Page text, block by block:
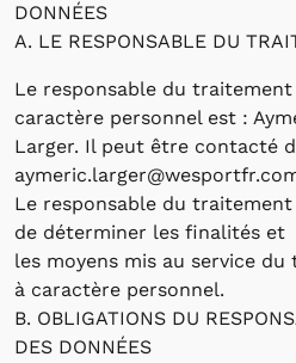
DONNÉES
A. LE RESPONSABLE DU
Le responsable du traitement
caractère personnel est :
Larger. Il peut être contacté
Le responsable du
de déterminer les finalités et
les moyens mis au service
à caractère personnel.
B. OBLIGATIONS DU
DES DONNÉES